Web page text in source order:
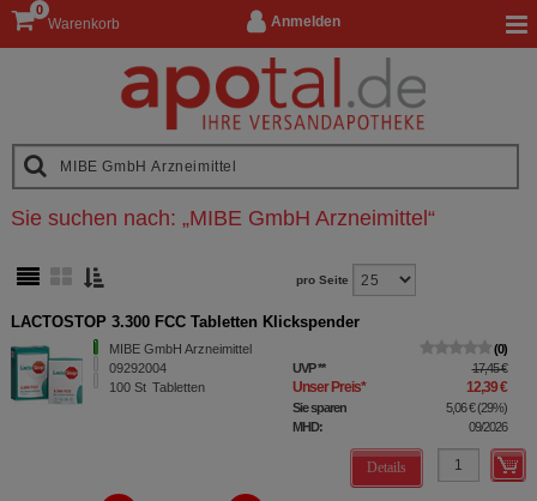
Anmelden
Warenkorb
0
Sie suchen nach: „MIBE GmbH Arzneimittel “
pro Seite
LACTOSTOP 3.300 FCC Tabletten Klickspender
MIBE GmbH Arzneimittel
09292004
100 St Tabletten
0
UVP** 17,45 €
Unser Preis* 12,39 €
Sie sparen 5,06 €(29%)
MHD:
09/2026
Details